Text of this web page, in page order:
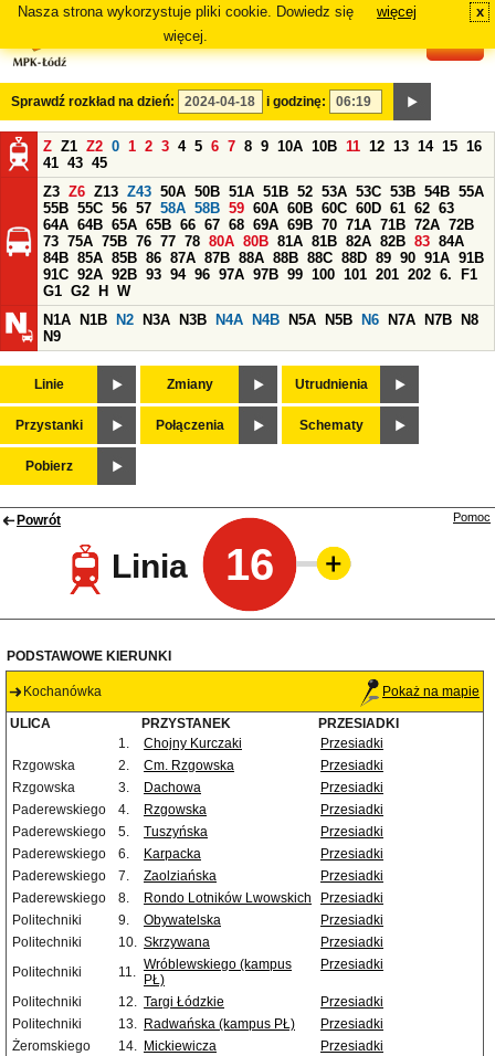
Nasza strona wykorzystuje pliki cookie. Dowiedz się
więcej.
więcej x
Sprawdź rozkład na dzień: i godzinę:
Z Z1 Z2 0 1 2 3 4 5 6 7 8 9 10A 10B 11 12 13 14 15 16
41 43 45
Z3 Z6 Z13 Z43 50A 50B 51A 51B 52 53A 53C 53B 54B 55A
55B 55C 56 57 58A 58B 59 60A 60B 60C 60D 61 62 63
64A 64B 65A 65B 66 67 68 69A 69B 70 71A 71B 72A 72B
73 75A 75B 76 77 78 80A 80B 81A 81B 82A 82B 83 84A
84B 85A 85B 86 87A 87B 88A 88B 88C 88D 89 90 91A 91B
91C 92A 92B 93 94 96 97A 97B 99 100 101 201 202 6.
F1
G1 G2 H
W
N1A
N1B N2 N3A N3B N4A N4B N5A N5B N6 N7A N7B
N8
N9
Linie Zmiany Utrudnienia
Przystanki Połączenia Schematy
Pobierz
Powrót
Linia 16
Pomoc
PODSTAWOWE KIERUNKI
Kochanówka Pokaż na mapie
ULICA PRZYSTANEK
PRZESIADKI
1.
Chojny Kurczaki
Przesiadki
Rzgowska
2. Cm. Rzgowska
Przesiadki
Rzgowska
3. Dachowa
Przesiadki
Paderewskiego
4. Rzgowska
Przesiadki
Paderewskiego
5. Tuszyńska
Przesiadki
Paderewskiego
6. Karpacka
Przesiadki
Paderewskiego
7. Zaolziańska
Przesiadki
Paderewskiego
8. Rondo Lotników Lwowskich
Przesiadki
Politechniki
9. Obywatelska
Przesiadki
Politechniki
10. Skrzywana
Przesiadki
Politechniki
11. Wróblewskiego (kampus
PŁ)
Przesiadki
Politechniki 12. Targi Łódzkie
Przesiadki
Politechniki
13. Radwańska (kampus PŁ)
Przesiadki
Żeromskiego
14. Mickiewicza
Przesiadki